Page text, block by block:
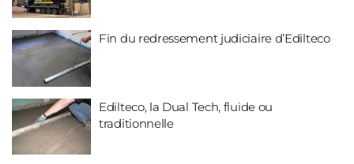
Fin du redressement judiciaire d’Edilteco
Edilteco, la Dual Tech, fluide ou
traditionnelle